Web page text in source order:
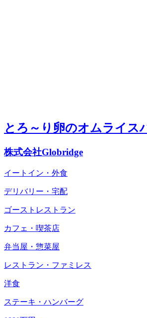
とろ～り卵のオムライス
株式会社Globridge
イートイン・外食
デリバリー・宅配
ゴーストレストラン
カフェ・喫茶店
弁当屋・惣菜屋
レストラン・ファミレス
洋食
ステーキ・ハンバーグ